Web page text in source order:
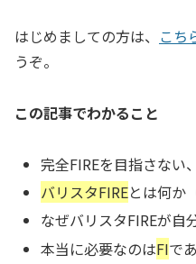
はじめましての方は、 こち
うぞ。
この記事でわかること
完全FIREを目指さない
バリスタFIREとは何か
なぜバリスタFIREが自
本当に必要なのはFIで